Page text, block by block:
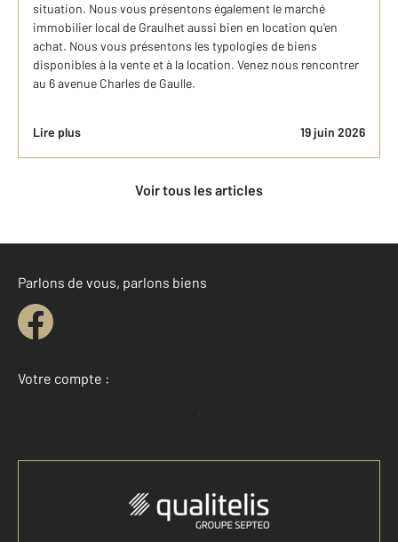
situation. Nous vous présentons également le marché
immobilier local de Graulhet aussi bien en location qu'en
achat. Nous vous présentons les typologies de biens
disponibles à la vente et à la location. Venez nous rencontrer
au 6 avenue Charles de Gaulle.
Lire plus 19 juin 2026
Voir tous les articles
Parlons de vous, parlons biens
Votre compte :
Accéder à mon compte